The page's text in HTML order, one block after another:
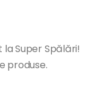
Super Spălări!
produse.